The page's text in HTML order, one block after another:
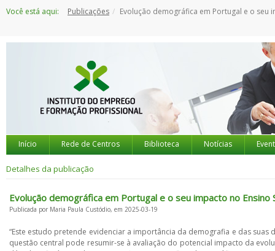
paraVocê está aqui: Publicações Evolução demográfica em Portugal e o seu impacto no Ensino
Início Rede de Centros Biblioteca Notícias
Detalhes da publicação
Evolução demográfica em Portugal e o seu impacto no Ensino
Publicada por Maria Paula Custódio, em 2025-03-19
“Este estudo pretende evidenciar a importância da demografia e das suas
questão central pode resumir-se à avaliação do potencial impacto da